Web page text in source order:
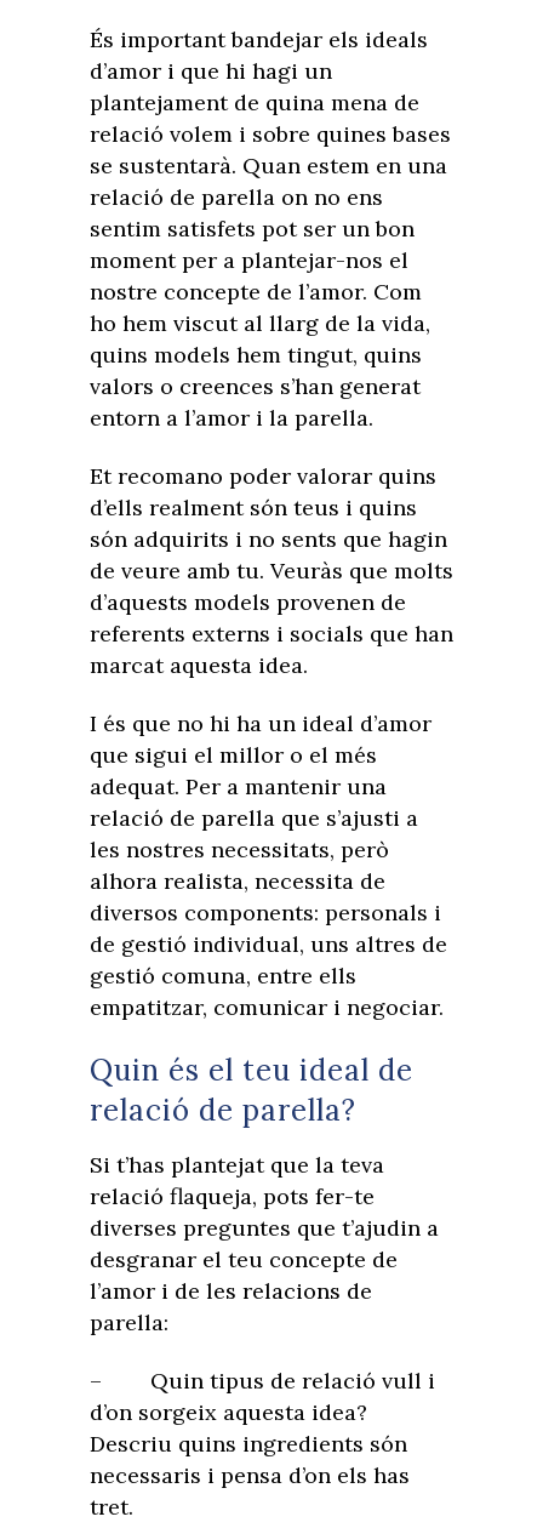
És important bandejar els ideals
d’amor i que hi hagi un
plantejament de quina mena de
relació volem i sobre quines bases
se sustentarà. Quan estem en una
relació de parella on no ens
sentim satisfets pot ser un bon
moment per a plantejar-nos el
nostre concepte de l’amor. Com
ho hem viscut al llarg de la vida,
quins models hem tingut, quins
valors o creences s’han generat
entorn a l’amor i la parella.
Et recomano poder valorar quins
d’ells realment són teus i quins
són adquirits i no sents que hagin
de veure amb tu. Veuràs que molts
d’aquests models provenen de
referents externs i socials que han
marcat aquesta idea.
I és que no hi ha un ideal d’amor
que sigui el millor o el més
adequat. Per a mantenir una
relació de parella que s’ajusti a
les nostres necessitats, però
alhora realista, necessita de
diversos components: personals i
de gestió individual, uns altres de
gestió comuna, entre ells
empatitzar, comunicar i negociar.
Quin és el teu ideal de
relació de parella?
Si t’has plantejat que la teva
relació flaqueja, pots fer-te
diverses preguntes que t’ajudin a
desgranar el teu concepte de
l’amor i de les relacions de
parella:
– Quin tipus de relació vull i
d’on sorgeix aquesta idea?
Descriu quins ingredients són
necessaris i pensa d’on els has
tret.